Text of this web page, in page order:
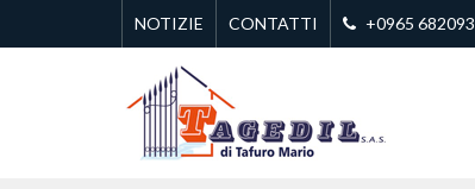
NOTIZIE CONTATTI +0965 682093